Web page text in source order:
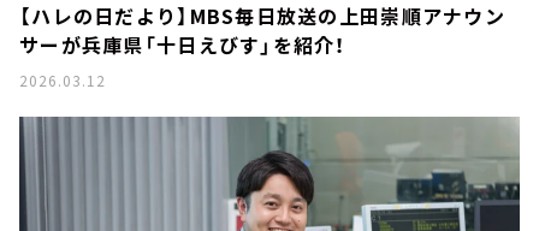
【ハレの日だより】MBS毎日放送の上田崇順アナウン
サーが兵庫県「十日えびす」を紹介！
2026.03.12